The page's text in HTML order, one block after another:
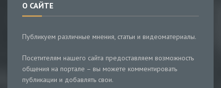
О САЙТЕ
Публикуем различные мнения, статьи и видеоматериалы.
Посетителям нашего сайта предоставляем возможность
общения на портале – вы можете комментировать
публикации и добавлять свои.